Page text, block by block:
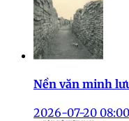
Nền văn minh
2026-07-20